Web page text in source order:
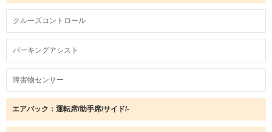
クルーズコントロール
パーキングアシスト
障害物センサー
エアバック：運転席/助手席/サイド/-